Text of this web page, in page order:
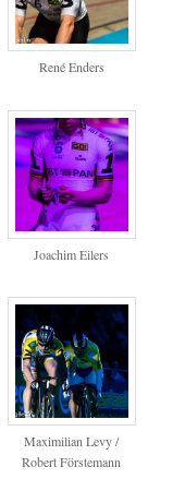
René Enders
Joachim Eilers
Maximilian Levy /
Robert Förstemann